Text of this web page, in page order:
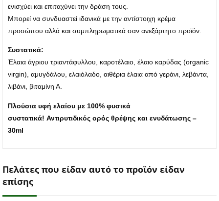
ενισχύει και επιταχύνει την δράση τους.
Μπορεί να συνδυαστεί ιδανικά με την αντίστοιχη κρέμα
προσώπου αλλά και συμπληρωματικά σαν ανεξάρτητο προϊόν.
Συστατικά:
Έλαια άγριου τριαντάφυλλου, καροτέλαιο, έλαιο καρύδας (organic
virgin), αμυγδάλου, ελαιόλαδο, αιθέρια έλαια από γεράνι, λεβάντα,
λιβάνι, βιταμίνη Α.
Πλούσια υφή ελαίου με 100% φυσικά
συστατικά! Αντιρυτιδικός ορός θρέψης και ενυδάτωσης –
30ml
Πελάτες που είδαν αυτό το προϊόν είδαν
επίσης